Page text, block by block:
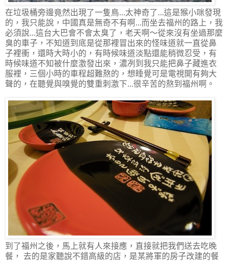
在垃圾桶旁邊竟然出現了一隻鳥...太神奇了...這是猴小咪發現
的，我只能說，中國真是無奇不有啊...而坐去福州的路上，我
必須說...這台大巴會不會太臭了，老天啊～從來沒有坐過那麼
臭的車子，不知道到底是從那裡冒出來的怪味道就一直從鼻
子裡衝，還時大時小的，有時候味道淡點還能稍微忍受，有
時候味道不知被什麼激發出來，濃冽到我只能把鼻子藏進衣
服裡，三個小時的車程超難熬的，想睡覺可是電視開有夠大
聲的，在聽覺與嗅覺的雙重刺激下...很辛苦的熬到福州啊。
到了福州之後，馬上就有人來接應，直接就把我們送去吃晚
餐， 去的是家聽說不錯高級的店，是某將軍的房子改建的餐